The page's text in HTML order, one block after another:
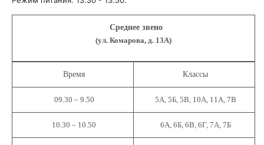
Среднее звено
(ул. Комарова, д. 13А)
Время Классы
09.30 – 9.50 5А, 5Б, 5В, 10А, 11А, 7В
10.30 – 10.50 6А, 6Б, 6В, 6Г, 7А, 7Б